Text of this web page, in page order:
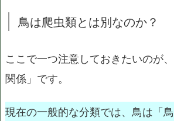
鳥は爬虫類とは別なのか？
ここで一つ注意しておきたいのが
関係」です。
現在の一般的な分類では、鳥は「